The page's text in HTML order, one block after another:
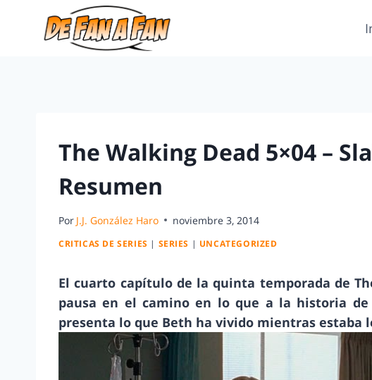
The Walking Dead 5×04 –
Resumen
Por J.J. González Haro noviembre 3, 2014
CRITICAS DE SERIES | SERIES | UNCATEGORIZED
El cuarto capítulo de la quinta temporada de
pausa en el camino en lo que a la historia
presenta lo que Beth ha vivido mientras estaba